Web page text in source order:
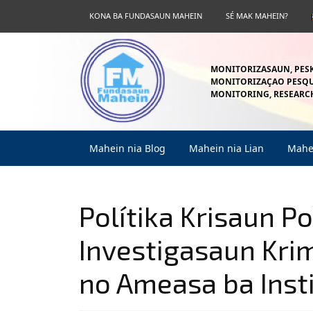
content
KONA BA FUNDASAUN MAHEIN SÉ MAK MAHEIN?
MONITORIZASAUN,
MONITORIZAÇAO
MONITORING,
Mahein nia Blog Mahein nia Lian
Polítika Krisaun
Investigasaun
no Ameasa ba